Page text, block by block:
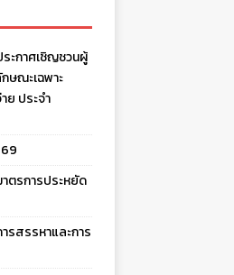
ะกาศเชิญชวนผู้
ษณะเฉพาะ
ย ประจํา
ตรการประหยัด
รสรรหาและการ